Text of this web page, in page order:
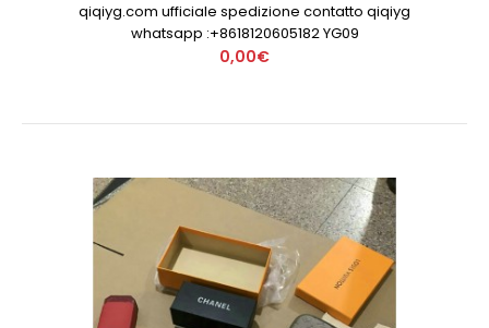
qiqiyg.com ufficiale spedizione contatto qiqiyg
whatsapp :+8618120605182 YG09
0,00€